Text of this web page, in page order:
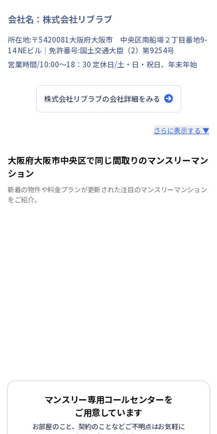
会社名： 株式会社リブラブ
所在地:〒5420081大阪府大阪市 中央区南船場２丁目番地9-
14 NEビル ｜免許番号:国土交通大臣（2）第9254号
営業時間/10:00～18：30 定休日/土・日・祝日、年末年始
株式会社リブラブの会社詳細をみる
安心の日商エステムグループ｜創業30年以上の歴史を誇
る不動産のプロだからこそ、確かな実績があります。
さらに表示する ▼
大阪府大阪市中央区で同じ間取りのマンスリーマン
ション
新着の物件や料金プランが更新された注目のマンスリーマンション
をご紹介。
マンスリー専用コールセンターを
ご用意しています
お部屋のこと、契約のことなどご不明点はお気軽に